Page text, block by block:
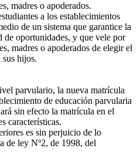
madres o apoderados.
a los establecimientos
de un sistema que garantice la
de oportunidades, y que vele por
madres o apoderados de elegir el
sus hijos.
parvulario, la nueva matrícula
de educación parvularia
sin efecto la matrícula en el
características.
es sin perjuicio de lo
de ley Nº2, de 1998, del